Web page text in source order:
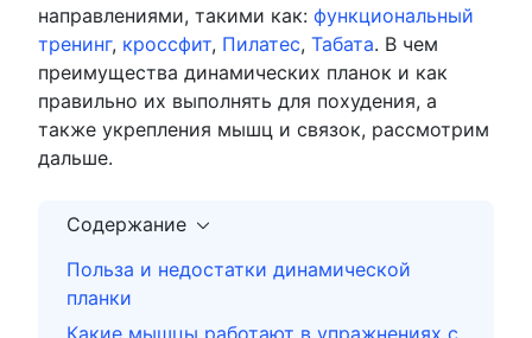
направлениями, такими как: функциональный
тренинг, кроссфит, Пилатес, Табата. В чем
преимущества динамических планок и как
правильно их выполнять для похудения, а
также укрепления мышц и связок, рассмотрим
дальше.
Содержание
Польза и недостатки динамической
планки